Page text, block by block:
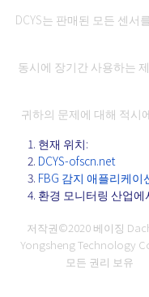
DCYS는 판매된 모든 센서
동시에 장기간 사용하는
귀하의 문제에 대해 적시
현재 위치:
DCYS-ofscn.net
FBG 감지 애플리케이
환경 모니터링 산업에
저작권©2020 베이징
Yongsheng Technology
모든 권리 보유